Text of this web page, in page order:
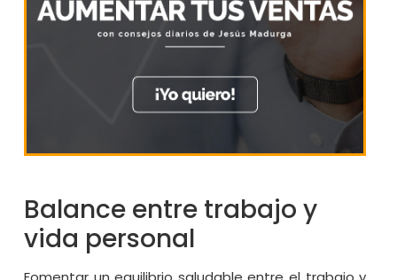
Balance entre trabajo y
vida personal